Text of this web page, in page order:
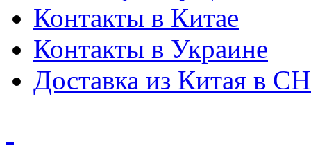
Контакты в Китае
Контакты в Украине
Доставка из Китая в